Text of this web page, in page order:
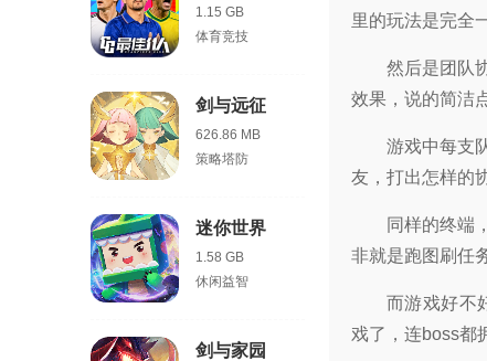
1.15 GB
体育竞技
剑与远征
626.86 MB
策略塔防
迷你世界
1.58 GB
休闲益智
剑与家园
里的玩法是完全
然后是团队
效果，说的简洁
游戏中每支
友，打出怎样的
同样的终端
非就是跑图刷任
而游戏好不
戏了，连boss都